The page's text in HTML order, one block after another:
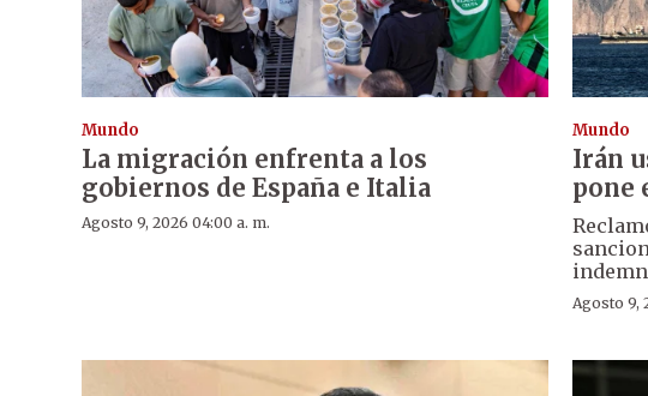
Mundo
La migración enfrenta a los
gobiernos de España e Italia
Agosto 9, 2026 04:00 a. m.
Mundo
Irán
pone
Agosto 9,